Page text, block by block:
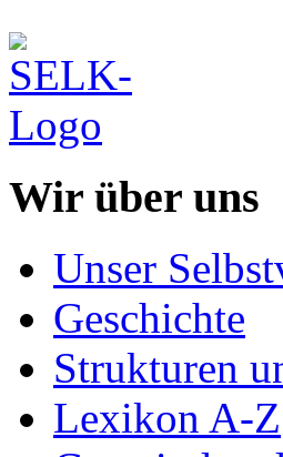
Wir über uns
Unser
Geschichte
Strukturen
Lexikon A-Z